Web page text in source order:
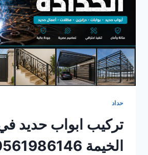
حداد
تركيب ابواب حديد
الخيمة 0561986146